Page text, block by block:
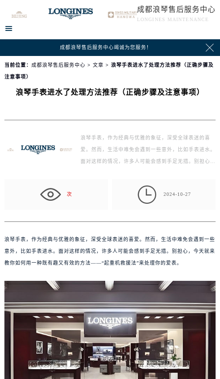
成都浪琴售后服务中心
LONGINES MAINTENANCE

成都浪琴售后服务中心竭诚为您服务！ 
当前位置： 成都浪琴售后服务中心 > 文章 > 浪琴手表进水了处理方法推荐（正确步骤及
注意事项）
浪琴手表进水了处理方法推荐（正确步骤及注意事项）
浪琴手表，作为经典与优雅的象征，深受全球表迷的喜
爱。然而，生活中难免会遇到一些意外，比如手表进水。
面对这样的情况，许多人可能会感到手足无措。别担心，
次  2024-10-27
浪琴手表，作为经典与优雅的象征，深受全球表迷的喜爱。然而，生活中难免会遇到一些
意外，比如手表进水。面对这样的情况，许多人可能会感到手足无措。别担心，今天就来
教你如何用一种既有趣又有效的方法——“起重机救援法”来处理你的爱表。